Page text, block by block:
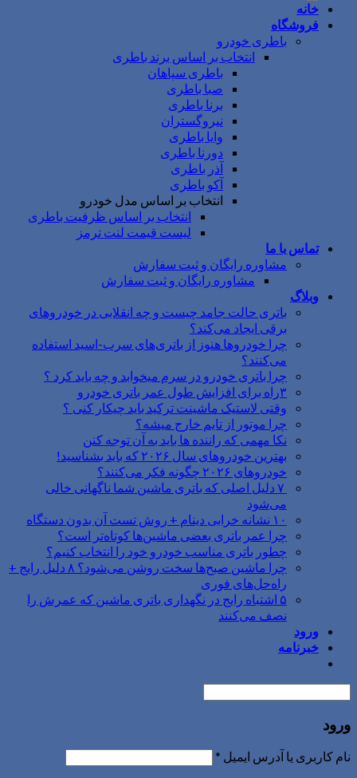
خانه
فروشگاه
باطری خودرو
انتخاب بر اساس برند باطری
باطری سپاهان
صبا باطری
برنا باطری
نیروگستران
وایا باطری
دورنا باطری
آذر باطری
آکو باطری
انتخاب بر اساس مدل خودرو
انتخاب بر اساس ظرفیت باطری
لیست قیمت لنت ترمز
تماس با ما
مشاوره رایگان و ثبت سفارش
مشاوره رایگان و ثبت سفارش
وبلاگ
باتری حالت جامد چیست و چه انقلابی در خودروهای
برقی ایجاد می‌کند؟
چرا خودروها هنوز از باتری‌های سرب-اسید استفاده
می‌کنند؟
چرا باتری خودرو در سرم میخوابد و چه باید کرد ؟
۳راه برای افزایش طول عمر باتری خودرو
وقتی لاستیک ماشینت ترکید باید چیکار کنی ؟
چرا موتور از تایم خارج میشه؟
نکا مهمی که راننده ها باید به آن توجه کنن
بهترین خودروهای سال ۲۰۲۶ که باید بشناسید!
خودروهای ۲۰۲۶ چگونه فکر می‌کنند؟
۷ دلیل اصلی که باتری ماشین شما ناگهانی خالی
می‌شود
۱۰ نشانه خرابی دینام + روش تست آن بدون دستگاه
چرا عمر باتری بعضی ماشین‌ها کوتاه‌تر است؟
چطور باتری مناسب خودرو خود را انتخاب کنیم؟
چرا ماشین صبح‌ها سخت روشن می‌شود؟ ۸ دلیل رایج +
راه‌حل‌های فوری
۵ اشتباه رایج در نگهداری باتری ماشین که عمرش را
نصف می‌کنند
ورود
خبرنامه
ورود
نام کاربری یا آدرس ایمیل *